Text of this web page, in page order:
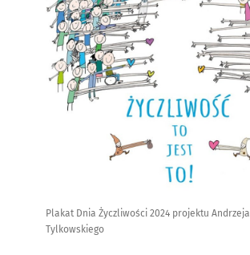
Plakat Dnia Życzliwości 2024 projektu Andrzeja
Tylkowskiego